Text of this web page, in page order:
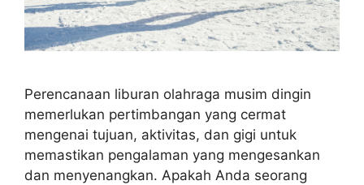
Perencanaan liburan olahraga musim dingin
memerlukan pertimbangan yang cermat
mengenai tujuan, aktivitas, dan gigi untuk
memastikan pengalaman yang mengesankan
dan menyenangkan. Apakah Anda seorang